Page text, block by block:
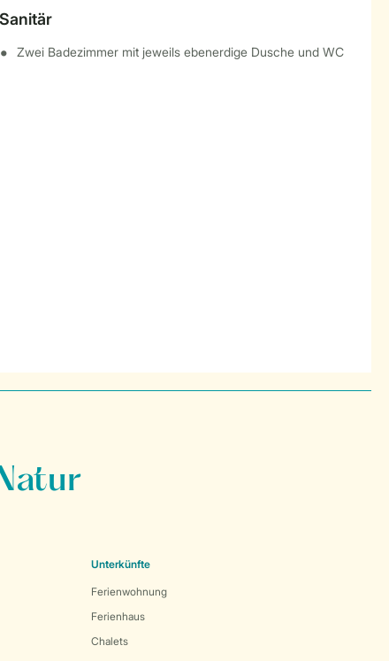
Sanitär
Zwei Badezimmer mit jeweils ebenerdige Dusche und WC
Unterkünfte
Ferienwohnung
Ferienhaus
Chalets